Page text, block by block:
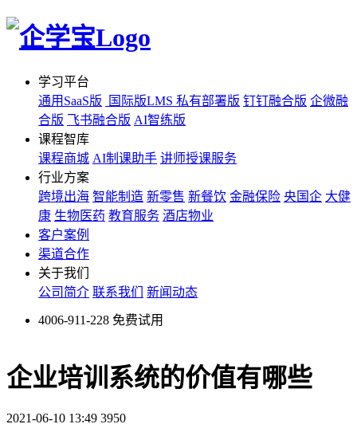
学习平台
通用SaaS版
国际版LMS 私有部署版 钉钉融合版 企微融
合版 飞书融合版 AI智练版
课程智库
课程商城 AI制课助手 讲师授课服务
行业方案
跨境出海 智能制造 新零售 新餐饮 金融保险 央国企 大健
康 生物医药 教育服务 酒店物业
客户案例
渠道合作
关于我们
公司简介 联系我们 新闻动态
4006-911-228 免费试用
企业培训系统的价值有哪些
2021-06-10 13:49 3950